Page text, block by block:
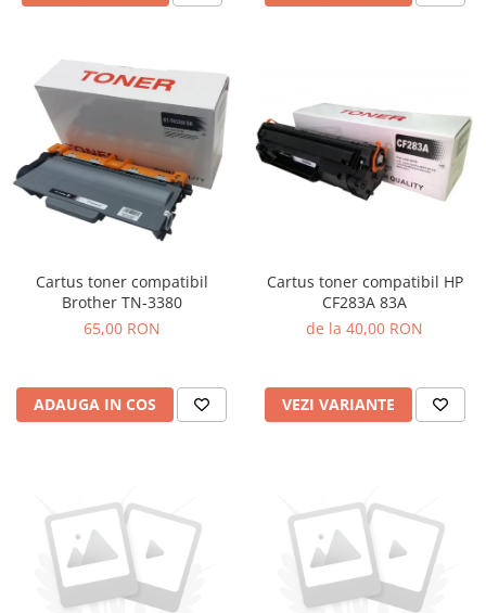
Cartus toner compatibil
Brother TN-3380
65,00 RON
ADAUGA IN COS
Cartus toner compatibil HP
CF283A 83A
de la 40,00 RON
VEZI VARIANTE